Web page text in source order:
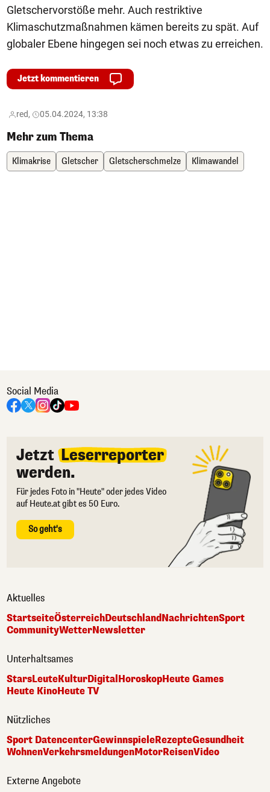
Gletschervorstöße mehr. Auch restriktive
Klimaschutzmaßnahmen kämen bereits zu spät. Auf
globaler Ebene hingegen sei noch etwas zu erreichen.
Jetzt kommentieren
red, 05.04.2024, 13:38
Mehr zum Thema
Klimakrise Gletscher Gletscherschmelze Klimawandel
Social Media
Jetzt Leserreporter
werden.
Für jedes Foto in "Heute" oder jedes Video
auf Heute.at gibt es 50 Euro.
So geht's
Aktuelles
StartseiteÖsterreichDeutschlandNachrichtenSport
CommunityWetterNewsletter
Unterhaltsames
StarsLeuteKulturDigital HoroskopHeute Games
Heute KinoHeute TV
Nützliches
Sport DatencenterGewinnspieleRezepteGesundheit
WohnenVerkehrsmeldungenMotorReisenVideo
Externe Angebote